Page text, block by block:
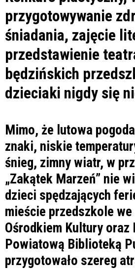
przygotowywanie
śniadania, zajęcie
przedstawienie
będzińskich
dzieciaki nigdy się
Mimo, że lutowa
znaki, niskie
śnieg, zimny wiatr, w
„Zakątek Marzeń” nie
dzieci spędzających
mieście przedszkole we
Ośrodkiem Kultury oraz
Powiatową Biblioteką
przygotowało szereg